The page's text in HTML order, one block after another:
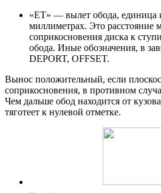
«ET» — вылет обода, единица
миллиметрах. Это расстояние
соприкосновения диска к
обода. Иные обозначения, в
DEPORT, OFFSET.
Вынос положительный, если
соприкосновения, в противном
Чем дальше обод находится от
тяготеет к нулевой отметке.